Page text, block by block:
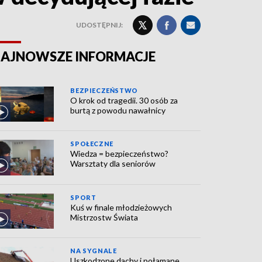
UDOSTĘPNIJ:
INFORMACJE
BEZPIECZEŃSTWO
O krok od tragedii. 30 osób za
burtą z powodu nawałnicy
SPOŁECZNE
Wiedza = bezpieczeństwo?
Warsztaty dla seniorów
SPORT
Kuś w finale młodzieżowych
Mistrzostw Świata
NA SYGNALE